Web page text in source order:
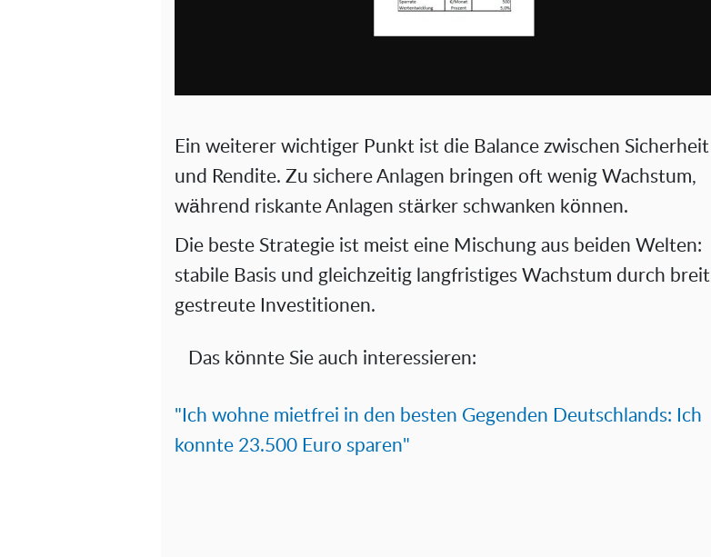
Ein weiterer wichtiger Punkt ist die Balance zwischen Sicherheit
und Rendite. Zu sichere Anlagen bringen oft wenig Wachstum,
während riskante Anlagen stärker schwanken können.
Die beste Strategie ist meist eine Mischung aus beiden Welten:
stabile Basis und gleichzeitig langfristiges Wachstum durch breit
gestreute Investitionen.
Das könnte Sie auch interessieren:
"Ich wohne mietfrei in den besten Gegenden Deutschlands: Ich
konnte 23.500 Euro sparen"